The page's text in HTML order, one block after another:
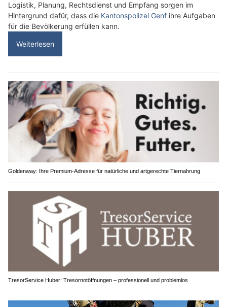
Logistik, Planung, Rechtsdienst und Empfang sorgen im
Hintergrund dafür, dass die Kantonspolizei Genf ihre Aufgaben
für die Bevölkerung erfüllen kann.
Weiterlesen
Goldenway: Ihre Premium-Adresse für natürliche und artgerechte Tiernahrung
TresorService Huber: Tresornotöffnungen – professionell und problemlos